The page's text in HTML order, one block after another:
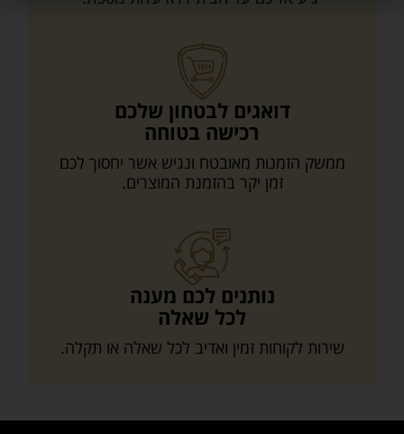
דואגים לבטחון שלכם
רכישה בטוחה
ממשק הזמנות מאובטח ונגיש אשר יחסוך לכם
זמן יקר בהזמנת המוצרים.
נותנים לכם מענה
לכל שאלה
שירות לקוחות זמין ואדיב לכל שאלה או תקלה.